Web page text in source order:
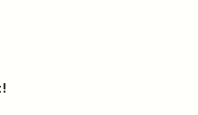
0 von 5 Sternen